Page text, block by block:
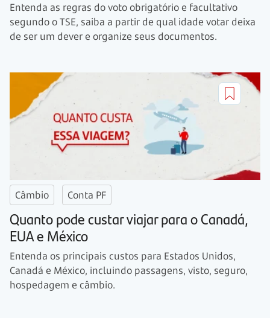
Entenda as regras do voto obrigatório e facultativo
segundo o TSE, saiba a partir de qual idade votar deixa
de ser um dever e organize seus documentos.
Câmbio Conta PF
Quanto pode custar viajar para o Canadá,
EUA e México
Entenda os principais custos para Estados Unidos,
Canadá e México, incluindo passagens, visto, seguro,
hospedagem e câmbio.